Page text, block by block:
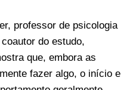
professor de psicologia
do estudo,
que, embora as
fazer algo, o início e